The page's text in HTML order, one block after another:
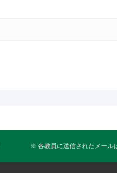
※ 各教員に送信されたメール